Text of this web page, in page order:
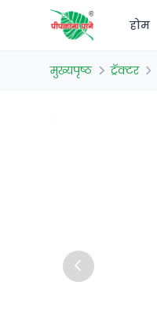
होम
मुख्यपृष्ठ ट्रॅक्टर